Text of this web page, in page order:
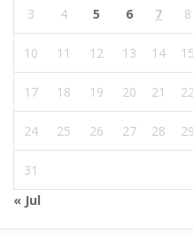
3 4 5 6 7 8
10 11 12 13 14 15
17 18 19 20 21
24 25 26 27 28 29
31
« Jul